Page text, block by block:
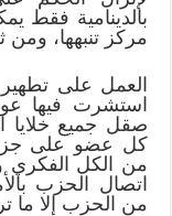
بالدينامية فقط
مركز تنبهها،
العمل على
استشرت فيها
صقل جميع خلايا
كل عضو على
من الكل الفكري
اتصال الحزب
من الحزب إلا